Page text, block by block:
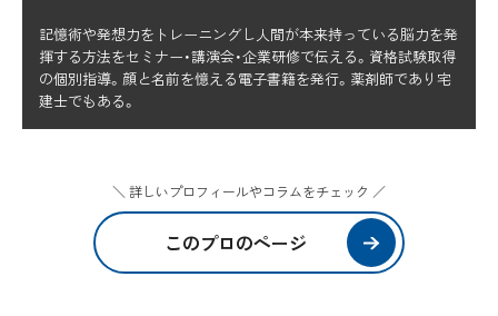
記憶術や発想力をトレーニングし人間が本来持っている脳力を発
揮する方法をセミナー・講演会・企業研修で伝える。資格試験取得
の個別指導。顔と名前を憶える電子書籍を発行。薬剤師であり宅
建士でもある。
＼ 詳しいプロフィールやコラムをチェック ／
このプロのページ